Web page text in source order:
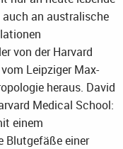
an australische
von der Harvard
Leipziger Max-
heraus. David
Medical School:
einem
Blutgefäße einer